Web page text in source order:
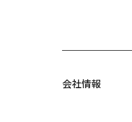
会社情報